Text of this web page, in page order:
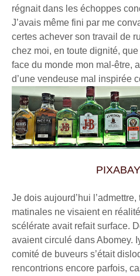
régnait dans les échoppes
J’avais même fini par me
certes achever son travail de
chez moi, en toute dignité,
face du monde mon mal-être,
d’une vendeuse mal inspirée
Je dois aujourd’hui
matinales ne visaient en
scélérate avait refait surface.
avaient circulé dans Abomey.
comité de buveurs s’était
rencontrions encore parfois,